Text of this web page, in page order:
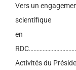
Vers un
scientifique
en
Activités du